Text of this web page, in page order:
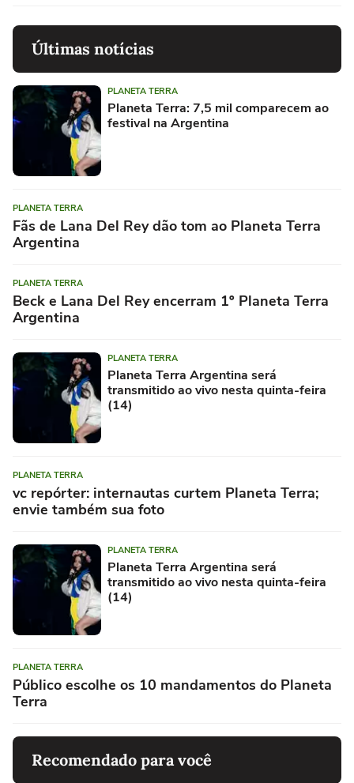
Últimas notícias
PLANETA TERRA
Planeta Terra: 7,5 mil comparecem ao
festival na Argentina
PLANETA TERRA
Fãs de Lana Del Rey dão tom ao Planeta Terra
Argentina
PLANETA TERRA
Beck e Lana Del Rey encerram 1º Planeta Terra
Argentina
PLANETA TERRA
Planeta Terra Argentina será
transmitido ao vivo nesta quinta-feira
(14)
PLANETA TERRA
vc repórter: internautas curtem Planeta Terra;
envie também sua foto
PLANETA TERRA
Planeta Terra Argentina será
transmitido ao vivo nesta quinta-feira
(14)
PLANETA TERRA
Público escolhe os 10 mandamentos do Planeta
Terra
Recomendado para você